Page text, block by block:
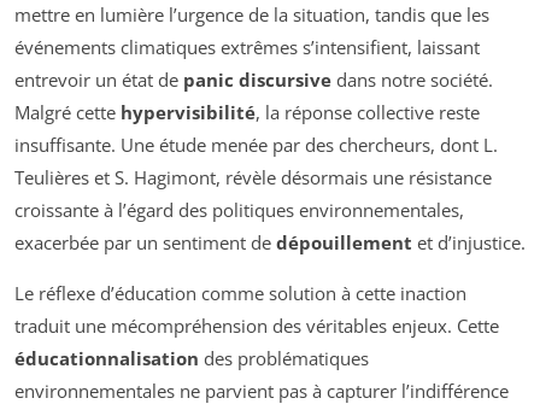
mettre en lumière l’urgence de la situation, tandis que les
événements climatiques extrêmes s’intensifient, laissant
entrevoir un état de panic discursive dans notre société.
Malgré cette hypervisibilité, la réponse collective reste
insuffisante. Une étude menée par des chercheurs, dont L.
Teulières et S. Hagimont, révèle désormais une résistance
croissante à l’égard des politiques environnementales,
exacerbée par un sentiment de dépouillement et d’injustice.
Le réflexe d’éducation comme solution à cette inaction
traduit une mécompréhension des véritables enjeux. Cette
éducationnalisation des problématiques
environnementales ne parvient pas à capturer l’indifférence